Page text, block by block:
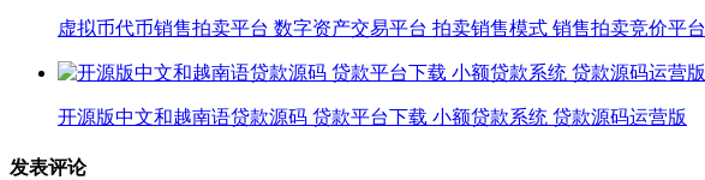
虚拟币代币销售拍卖平台 数字资产交易平台 拍卖销售模式 销售拍卖竞价平台
开源版中文和越南语贷款源码 贷款平台下载 小额贷款系统 贷款源码运营版
发表评论